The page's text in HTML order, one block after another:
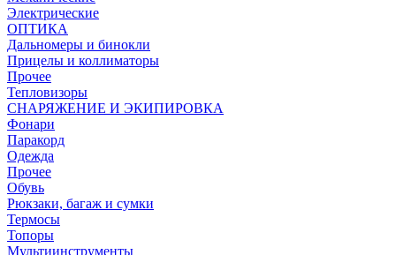
Электрические
ОПТИКА
Дальномеры и бинокли
Прицелы и коллиматоры
Прочее
Тепловизоры
СНАРЯЖЕНИЕ И ЭКИПИРОВКА
Фонари
Паракорд
Одежда
Прочее
Обувь
Рюкзаки, багаж и сумки
Термосы
Топоры
Мультиинструменты